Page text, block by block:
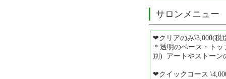
サロンメニュー
❤︎クリアのみ\3,000(税
＊透明のベース・ト
別) アートやストーン
❤︎クイックコース